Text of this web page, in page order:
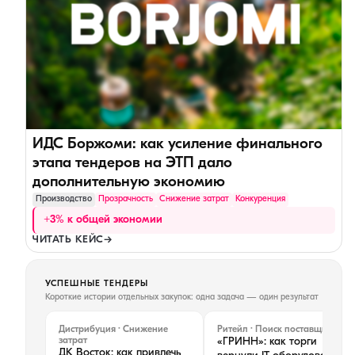
ИДС Боржоми: как усиление финального
этапа тендеров на ЭТП дало
дополнительную экономию
Производство Прозрачность Снижение затрат Конкуренция
+3% к общей экономии
ЧИТАТЬ КЕЙС→
УСПЕШНЫЕ ТЕНДЕРЫ
Короткие истории отдельных закупок: одна задача — один результат
Дистрибуция · Снижение
затрат
Ритейл · Поиск поставщиков
«ГРИНН»: как торги